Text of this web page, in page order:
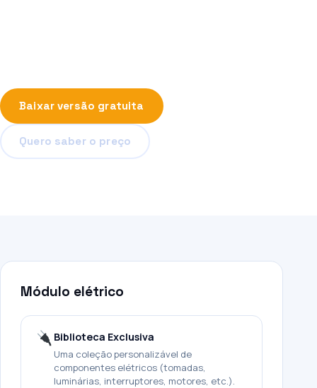
Baixar versão gratuita
Quero saber o preço
Módulo elétrico
Biblioteca Exclusiva
Uma coleção personalizável de
componentes elétricos (tomadas,
luminárias, interruptores, motores, etc.).